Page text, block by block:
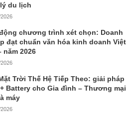
du lịch
chương trình xét chọn: Doanh
đạt chuẩn văn hóa kinh doanh Việt
năm 2026
Trời Thế Hệ Tiếp Theo: giải pháp
Battery cho Gia đình – Thương mại
máy